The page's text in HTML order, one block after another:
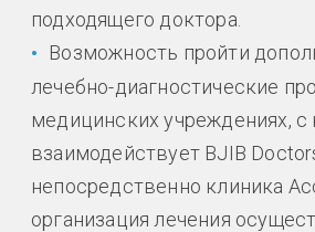
подходящего доктора.
Возможность пройти
лечебно-диагностические
медицинских учреждениях,
взаимодействует BJIB
непосредственно клиника
организация лечения